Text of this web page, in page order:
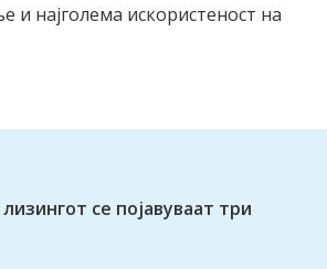
и најголема искористеност на
се појавуваат три